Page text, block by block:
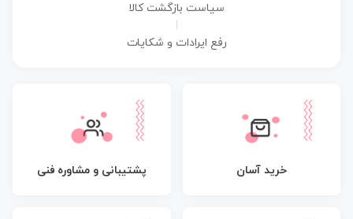
سیاست بازگشت کالا
رفع ایرادات و شکایات
خرید آسان پشتیبانی و مشاوره فنی